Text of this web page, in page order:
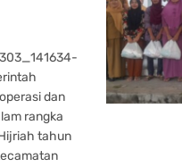
dan
rangka
tahun